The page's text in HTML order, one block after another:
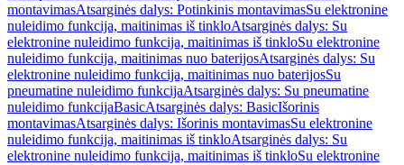
montavimasAtsarginės dalys: Potinkinis montavimasSu elektronine
nuleidimo funkcija, maitinimas iš tinkloAtsarginės dalys: Su
elektronine nuleidimo funkcija, maitinimas iš tinkloSu elektronine
nuleidimo funkcija, maitinimas nuo baterijosAtsarginės dalys: Su
elektronine nuleidimo funkcija, maitinimas nuo baterijosSu
pneumatine nuleidimo funkcijaAtsarginės dalys: Su pneumatine
nuleidimo funkcijaBasicAtsarginės dalys: BasicIšorinis
montavimasAtsarginės dalys: Išorinis montavimasSu elektronine
nuleidimo funkcija, maitinimas iš tinkloAtsarginės dalys: Su
elektronine nuleidimo funkcija, maitinimas iš tinkloSu elektronine